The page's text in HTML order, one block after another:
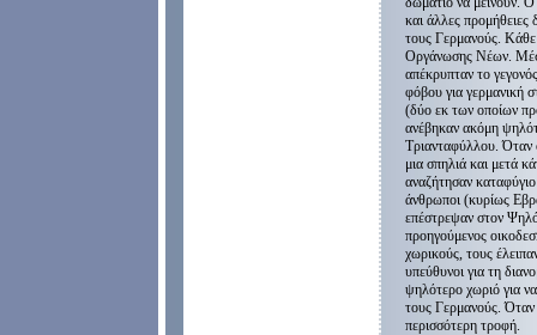
και άλλες προμήθειες
τους Γερμανούς.
Οργάνωσης Νέων.
απέκρυπταν το
φόβου για γερμανική
(δύο εκ των οποίων
ανέβηκαν ακόμη
Τριανταφύλλου. Όταν
μια σπηλιά και μετά
αναζήτησαν
άνθρωποι (κυρίως
επέστρεψαν στον
προηγούμενος
χωρικούς, τους
υπεύθυνοι για τη
ψηλότερο χωριό για
τους Γερμανούς. Όταν
περισσότερη τροφή.